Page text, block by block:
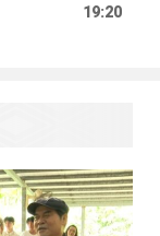
19:20